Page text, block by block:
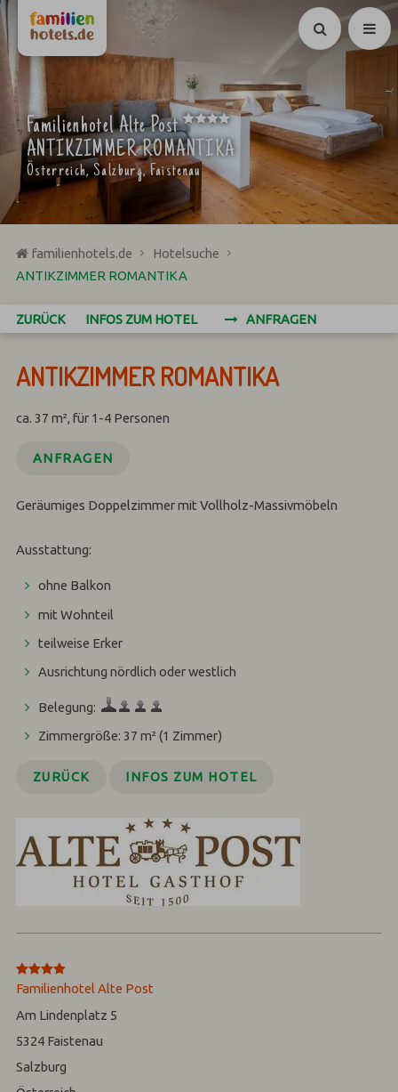
Suchen
Familienhotel Alte Post ****
ANTIKZIMMER ROMANTIKA
Österreich, Salzburg, Faistenau
familienhotels.de
Hotelsuche
ANTIKZIMMER ROMANTIKA
ZURÜCK INFOS ZUM HOTEL ANFRAGEN
ANTIKZIMMER ROMANTIKA
ca. 37 m², für 1-4 Personen
ANFRAGEN
Geräumiges Doppelzimmer mit Vollholz-Massivmöbeln
Ausstattung:
ohne Balkon
mit Wohnteil
teilweise Erker
Ausrichtung nördlich oder westlich
Belegung:
Zimmergröße: 37 m²(1 Zimmer)
ZURÜCK INFOS ZUM HOTEL
****
Familienhotel Alte Post
Am Lindenplatz 5
5324 Faistenau
Salzburg